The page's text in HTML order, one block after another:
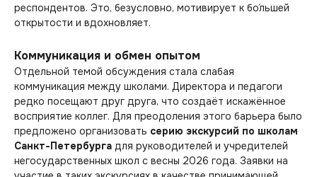
респондентов. Это, безусловно, мотивирует к бо́льшей
открытости и вдохновляет.
Коммуникация и обмен опытом
Отдельной темой обсуждения стала слабая
коммуникация между школами. Директора и педагоги
редко посещают друг друга, что создаёт искажённое
восприятие коллег. Для преодоления этого барьера было
предложено организовать серию экскурсий по школам
Санкт-Петербурга для руководителей и учредителей
негосударственных школ с весны 2026 года. Заявки на